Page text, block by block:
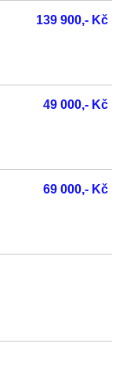
139 900,- Kč
49 000,- Kč
69 000,- Kč